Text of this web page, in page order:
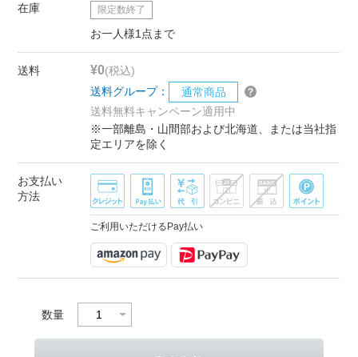
在庫 限定数終了
お一人様1点まで
送料 ¥0(税込)
送料グループ：
通常商品
送料無料キャンペーン適用中
※一部離島・山間部および北海道、または当社指
定エリアを除く
お支払い
方法
ご利用いただけるPay払い
数量